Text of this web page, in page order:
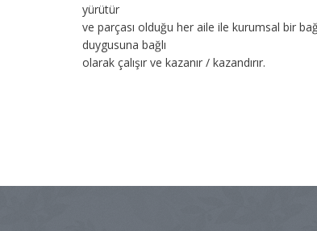
yürütür
ve parçası olduğu her aile ile kurumsal bir
duygusuna bağlı
olarak çalışır ve kazanır / kazandırır.